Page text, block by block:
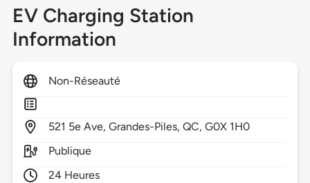
EV Charging Station
Information
Non-Réseauté
521 5e Ave,Grandes-Piles,QC,G0X 1H0
Publique
24 Heures